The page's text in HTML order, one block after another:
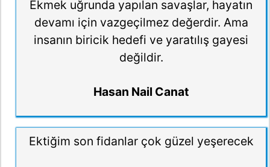
Ekmek uğrunda yapılan savaşlar, hayatın
devamı için vazgeçilmez değerdir. Ama
insanın biricik hedefi ve yaratılış gayesi
değildir.
Hasan Nail Canat
Ektiğim son fidanlar çok güzel yeşerecek